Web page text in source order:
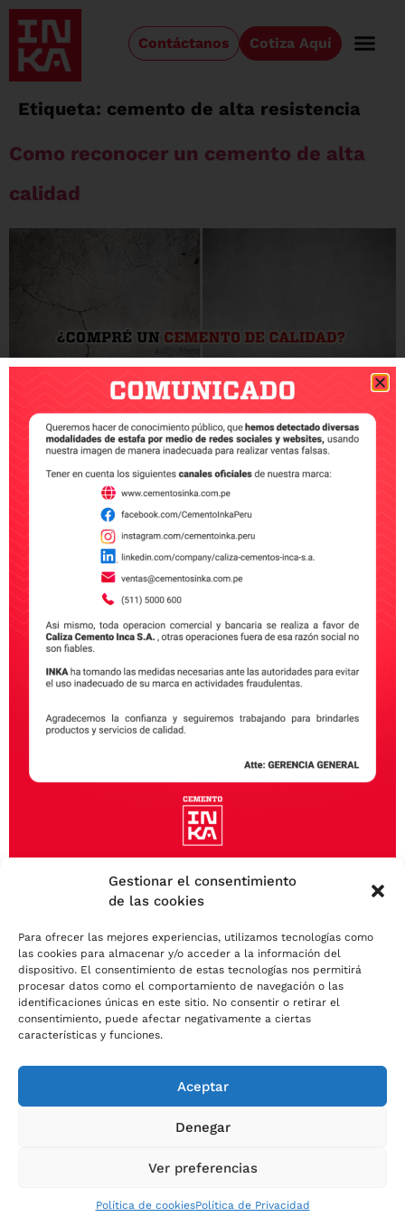
Gestionar el consentimiento
de las cookies
Para ofrecer las mejores experiencias, utilizamos tecnologías como
las cookies para almacenar y/o acceder a la información del
dispositivo. El consentimiento de estas tecnologías nos permitirá
procesar datos como el comportamiento de navegación o las
identificaciones únicas en este sitio. No consentir o retirar el
consentimiento, puede afectar negativamente a ciertas
características y funciones.
Aceptar
Denegar
Ver preferencias
Política de cookiesPolítica de Privacidad
Cotiza Aquí
Contáctanos
Etiqueta: cemento de alta resistencia
Como reconocer un cemento de alta
calidad
El cemento es uno de los materiales básicos para
realizar cualquier tipo de construcción noble. Por eso,
la certificación de su calidad influye de manera
decisiva en la calidad de cada obra finalizada. Son
muchos los casos de construcciones realizadas de
manera informal que se han venido abajo por no
utilizar los materiales adecuados de […]
Nosotros
Noticias
Factura Electrónica
Copyright 2023 © Cemento INKA
Aviso legal